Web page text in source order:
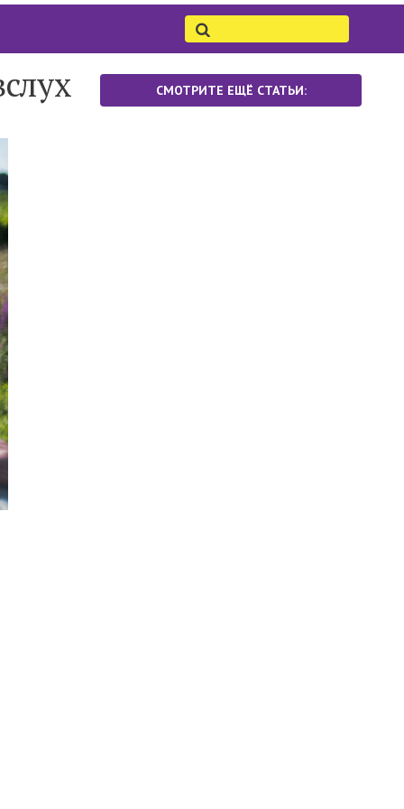
СМОТРИТЕ ЕЩЁ СТАТЬИ: